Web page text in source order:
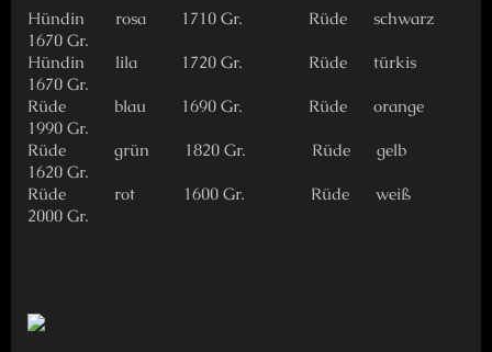
Hündin rosa 1710 Gr. Rüde schwarz
1670 Gr.
Hündin lila 1720 Gr. Rüde türkis
1670 Gr.
Rüde blau 1690 Gr. Rüde orange
1990 Gr.
Rüde grün 1820 Gr. Rüde gelb
1620 Gr.
Rüde rot 1600 Gr. Rüde weiß
2000 Gr.